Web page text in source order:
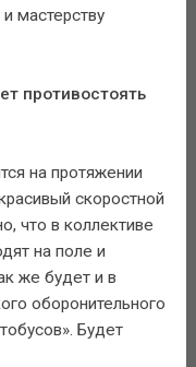
мастерству
противостоять
на протяжении
скоростной
что в коллективе
на поле и
же будет и в
оборонительного
Будет